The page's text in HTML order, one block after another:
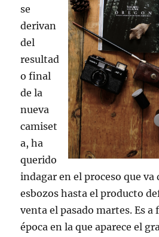
se
derivan
del
resultad
o final
de la
nueva
camiset
a, ha
querido
indagar en el proceso que va
esbozos hasta el producto
venta el pasado martes. Es a
época en la que aparece el